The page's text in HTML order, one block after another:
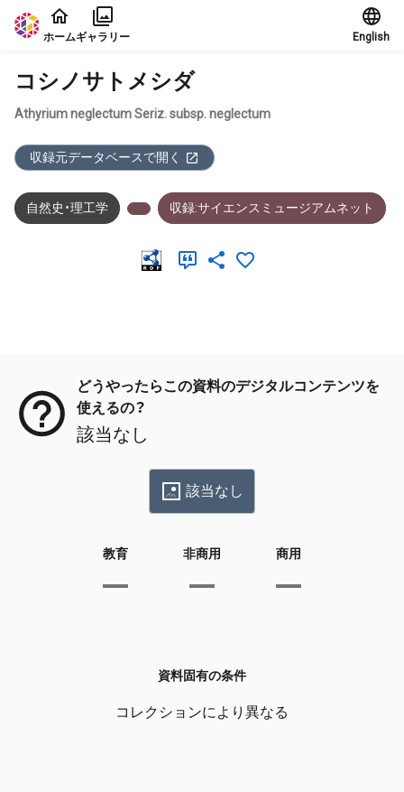
本文に飛ぶ
ホームギャラリー English
コシノサトメシダ
Athyrium neglectum Seriz. subsp. neglectum
収録元データベースで開く
自然史・理工学 収録:サイエンスミュージアムネット
どうやったらこの資料のデジタルコンテンツを
使えるの？
該当なし
該当なし
教育 非商用 商用
資料固有の条件
コレクションにより異なる